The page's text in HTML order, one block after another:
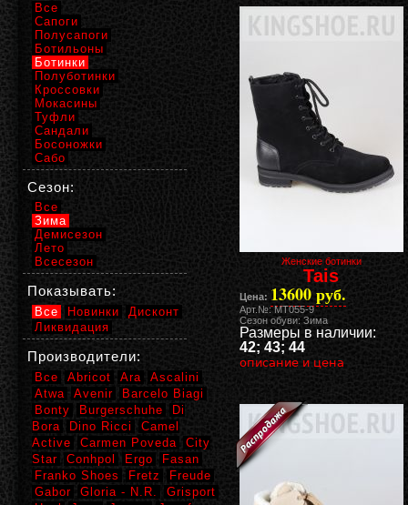
Женские ботинки
Tais
Цена: 13600 руб.
Арт.№: MT055-9
Сезон обуви: Зима
Размеры в наличии:
42; 43; 44
описание и цена
Все
Сапоги
Полусапоги
Ботильоны
Ботинки
Полуботинки
Кроссовки
Мокасины
Туфли
Сандали
Босоножки
Сабо
Сезон:
Все
Зима
Демисезон
Лето
Всесезон
Показывать:
Все Новинки
Дисконт
Ликвидация
Производители:
Все Abricot Ara
Ascalini
Atwa
Avenir
Barcelo Biagi
Bonty
Burgerschuhe
Di
Bora
Dino Ricci
Camel
Active
Carmen Poveda
City
Star
Conhpol Ergo
Fasan
Franko Shoes
Fretz
Freude
Gabor
Gloria - N.R.
Grisport